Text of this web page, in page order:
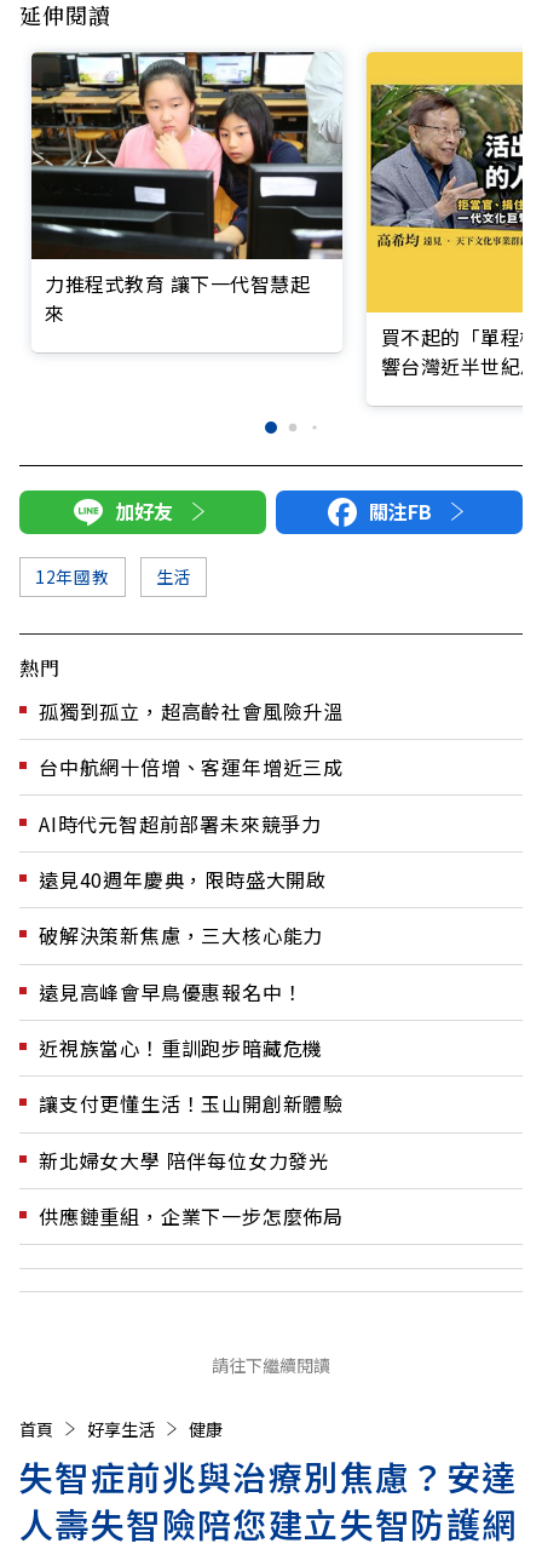
延伸閱讀
力推程式教育 讓下一代智慧起
來
買不起的「單程
響台灣近半世紀
加好友 關注FB
12年國教 生活
熱門
孤獨到孤立，超高齡社會風險升溫
台中航網十倍增、客運年增近三成
AI時代元智超前部署未來競爭力
遠見40週年慶典，限時盛大開啟
破解決策新焦慮，三大核心能力
遠見高峰會早鳥優惠報名中！
近視族當心！重訓跑步暗藏危機
讓支付更懂生活！玉山開創新體驗
新北婦女大學 陪伴每位女力發光
供應鏈重組，企業下一步怎麼佈局
請往下繼續閱讀
首頁 好享生活 健康
失智症前兆與治療別焦慮？安達
人壽失智險陪您建立失智防護網